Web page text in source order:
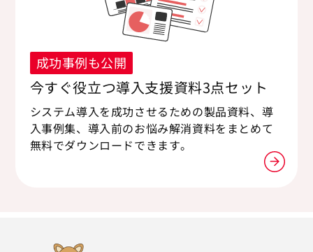
成功事例も公開
今すぐ役立つ導入支援資料3点セット
システム導入を成功させるための製品資料、導
入事例集、導入前のお悩み解消資料をまとめて
無料でダウンロードできます。